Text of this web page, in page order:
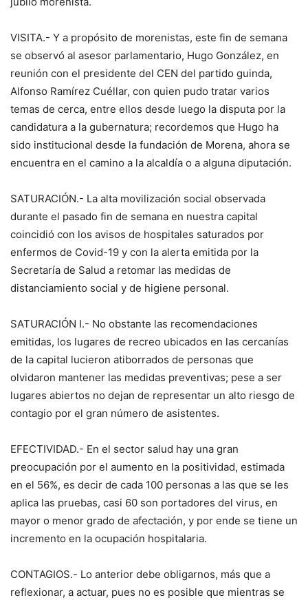
VISITA.- Y a propósito de morenistas, este fin de semana
se observó al asesor parlamentario, Hugo González, en
reunión con el presidente del CEN del partido guinda,
Alfonso Ramírez Cuéllar, con quien pudo tratar varios
temas de cerca, entre ellos desde luego la disputa por la
candidatura a la gubernatura; recordemos que Hugo ha
sido institucional desde la fundación de Morena, ahora se
encuentra en el camino a la alcaldía o a alguna diputación.
SATURACIÓN.- La alta movilización social observada
durante el pasado fin de semana en nuestra capital
coincidió con los avisos de hospitales saturados por
enfermos de Covid-19 y con la alerta emitida por la
Secretaría de Salud a retomar las medidas de
distanciamiento social y de higiene personal.
SATURACIÓN I.- No obstante las recomendaciones
emitidas, los lugares de recreo ubicados en las cercanías
de la capital lucieron atiborrados de personas que
olvidaron mantener las medidas preventivas; pese a ser
lugares abiertos no dejan de representar un alto riesgo de
contagio por el gran número de asistentes.
EFECTIVIDAD.- En el sector salud hay una gran
preocupación por el aumento en la positividad, estimada
en el 56%, es decir de cada 100 personas a las que se les
aplica las pruebas, casi 60 son portadores del virus, en
mayor o menor grado de afectación, y por ende se tiene un
incremento en la ocupación hospitalaria.
CONTAGIOS.- Lo anterior debe obligarnos, más que a
reflexionar, a actuar, pues no es posible que mientras se